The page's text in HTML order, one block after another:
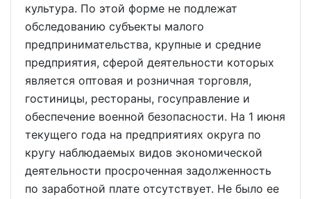
культура. По этой форме не подлежат
обследованию субъекты малого
предпринимательства, крупные и средние
предприятия, сферой деятельности которых
является оптовая и розничная торговля,
гостиницы, рестораны, госуправление и
обеспечение военной безопасности. На 1 июня
текущего года на предприятиях округа по
кругу наблюдаемых видов экономической
деятельности просроченная задолженность
по заработной плате отсутствует. Не было ее